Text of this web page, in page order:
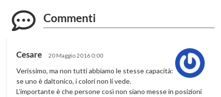
Commenti
Cesare 20 Maggio 2016 0:00
Verissimo, ma non tutti abbiamo le stesse capacità:
se uno è daltonico, i colori non li vede.
L’importante è che persone così non siano messe in posizioni